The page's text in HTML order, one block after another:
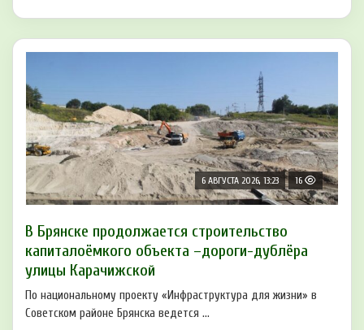
6 АВГУСТА 2026, 13:23 16
В Брянске продолжается строительство
капиталоёмкого объекта –дороги-дублёра
улицы Карачижской
По национальному проекту «Инфраструктура для жизни» в
Советском районе Брянска ведется ...